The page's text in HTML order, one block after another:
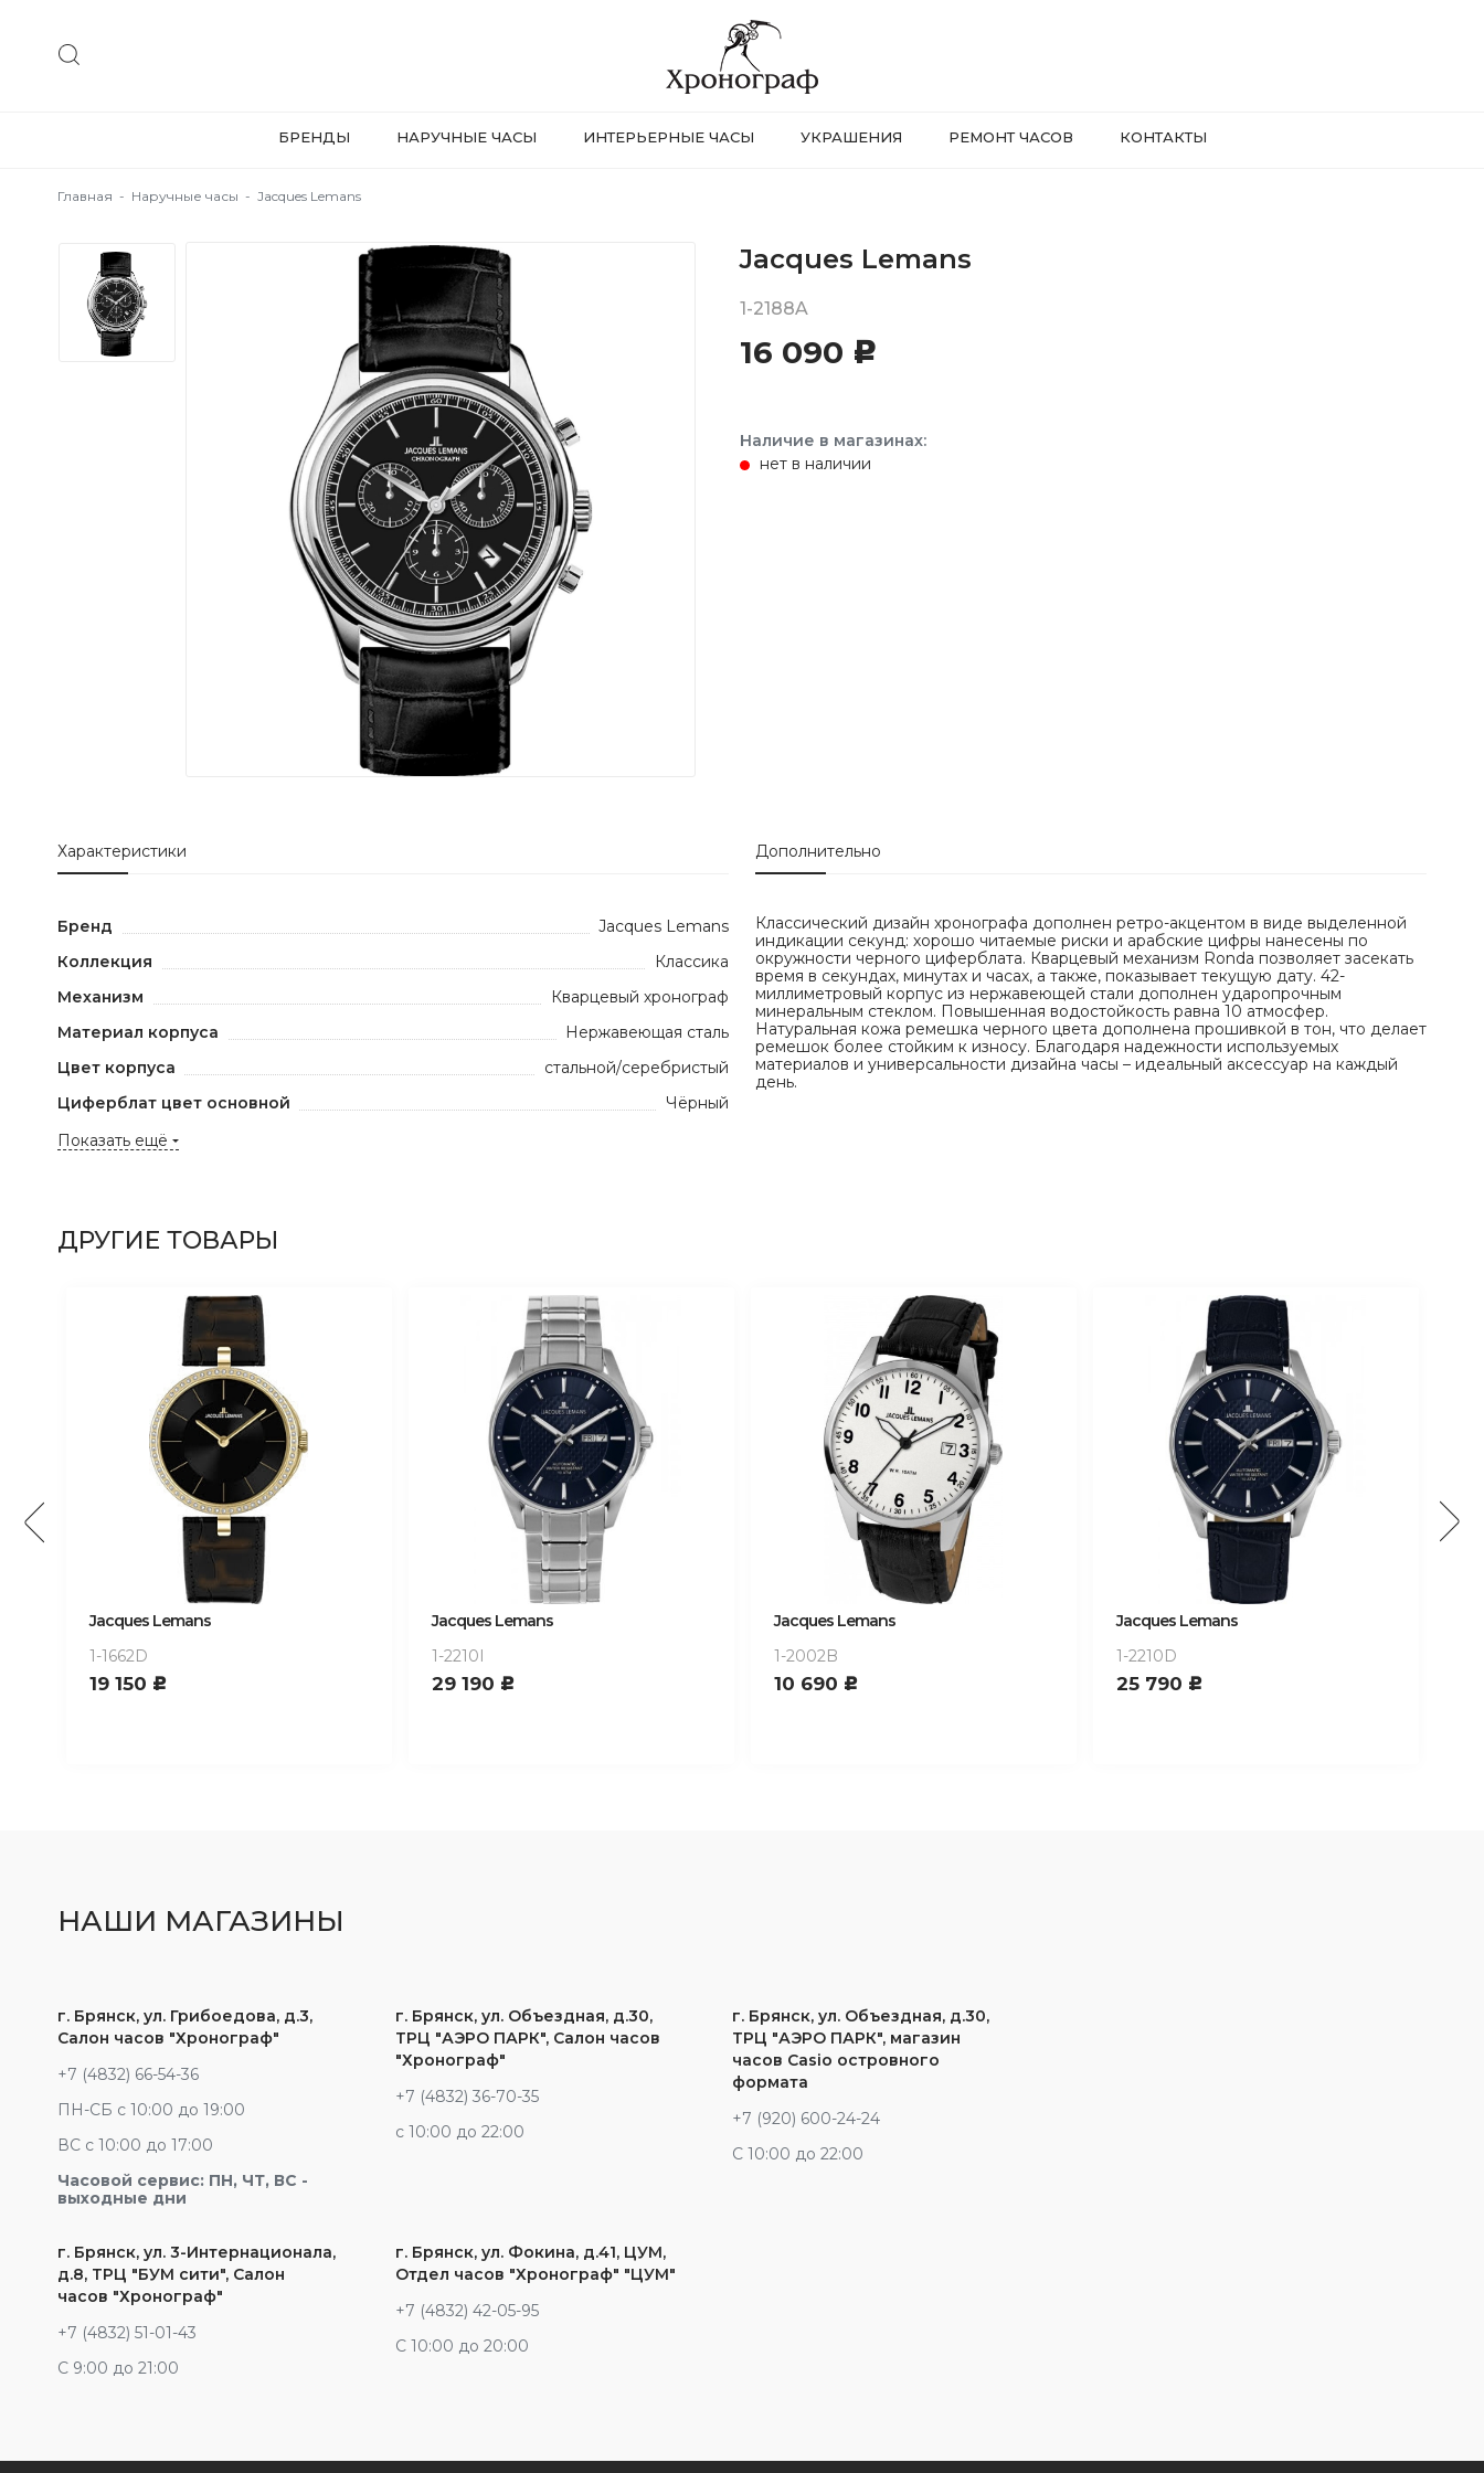
БРЕНДЫ НАРУЧНЫЕ ЧАСЫ ИНТЕРЬЕРНЫЕ ЧАСЫ УКРАШЕНИЯ РЕМОНТ ЧАСОВ КОНТАКТЫ
Главная - Наручные часы - Jacques Lemans
Jacques Lemans
1-2188A
16 090 c
Наличие в магазинах:
нет в наличии
Характеристики
Бренд
Jacques Lemans
Коллекция
Классика
Механизм
Кварцевый хронограф
Материал корпуса
Нержавеющая сталь
Цвет корпуса
стальной/серебристый
Циферблат цвет основной
Чёрный
Показать ещё
Дополнительно
Классический дизайн хронографа дополнен ретро-акцентом в виде выделенной
индикации секунд: хорошо читаемые риски и арабские цифры нанесены по
окружности черного циферблата. Кварцевый механизм Ronda позволяет засекать
время в секундах, минутах и часах, а также, показывает текущую дату. 42-
миллиметровый корпус из нержавеющей стали дополнен ударопрочным
минеральным стеклом. Повышенная водостойкость равна 10 атмосфер.
Натуральная кожа ремешка черного цвета дополнена прошивкой в тон, что делает
ремешок более стойким к износу. Благодаря надежности используемых
материалов и универсальности дизайна часы – идеальный аксессуар на каждый
день.
ДРУГИЕ ТОВАРЫ
Jacques Lemans
1-1662D
19 150 c
Jacques Lemans
1-2210I
29 190 c
Jacques Lemans
1-2002B
10 690 c
Jacques Lemans
1-2210D
25 790 c
НАШИ МАГАЗИНЫ
г. Брянск, ул. Грибоедова, д.3,
Салон часов "Хронограф"
+7 (4832) 66-54-36
ПН-СБ с 10:00 до 19:00
ВС с 10:00 до 17:00
Часовой сервис: ПН, ЧТ, ВС -
выходные дни
г. Брянск, ул. Объездная, д.30,
ТРЦ "АЭРО ПАРК", Салон часов
"Хронограф"
+7 (4832) 36-70-35
c 10:00 до 22:00
г. Брянск, ул. Объездная, д.30,
ТРЦ "АЭРО ПАРК", магазин
часов Casio островного
формата
+7 (920) 600-24-24
С 10:00 до 22:00
г. Брянск, ул. 3-Интернационала,
д.8, ТРЦ "БУМ сити", Салон
часов "Хронограф"
+7 (4832) 51-01-43
С 9:00 до 21:00
г. Брянск, ул. Фокина, д.41, ЦУМ,
Отдел часов "Хронограф" "ЦУМ"
+7 (4832) 42-05-95
С 10:00 до 20:00